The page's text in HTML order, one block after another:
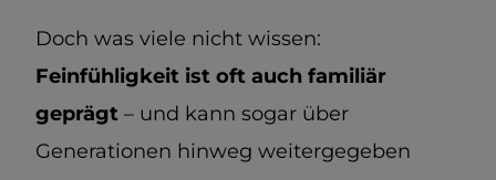
Doch was viele nicht wissen:
Feinfühligkeit ist oft auch familiär
geprägt – und kann sogar über
Generationen hinweg weitergegeben